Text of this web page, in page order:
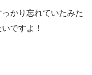
かり忘れていたみた
ですよ！